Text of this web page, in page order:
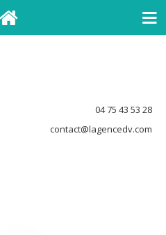
04 75 43 53 28
contact@lagencedv.com